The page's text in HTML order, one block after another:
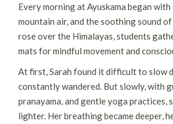
Every morning at Ayuskama began with
mountain air, and the soothing sound
rose over the Himalayas, students
mats for mindful movement and
At first, Sarah found it difficult to slow
constantly wandered. But slowly, with
pranayama, and gentle yoga practices,
lighter. Her breathing became deeper,